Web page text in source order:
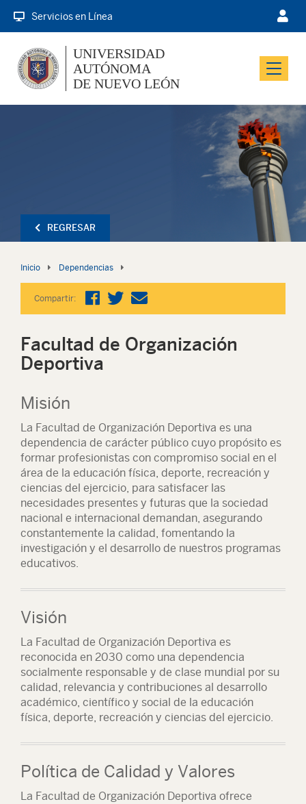
Servicios en Línea
Menu
UNIVERSIDAD
AUTÓNOMA
DE NUEVO LEÓN
REGRESAR
Inicio Dependencias
Compartir:
Facultad de Organización
Deportiva
Misión
La Facultad de Organización Deportiva es una
dependencia de carácter público cuyo propósito es
formar profesionistas con compromiso social en el
área de la educación física, deporte, recreación y
ciencias del ejercicio, para satisfacer las
necesidades presentes y futuras que la sociedad
nacional e internacional demandan, asegurando
constantemente la calidad, fomentando la
investigación y el desarrollo de nuestros programas
educativos.
Visión
La Facultad de Organización Deportiva es
reconocida en 2030 como una dependencia
socialmente responsable y de clase mundial por su
calidad, relevancia y contribuciones al desarrollo
académico, científico y social de la educación
física, deporte, recreación y ciencias del ejercicio.
Política de Calidad y Valores
La Facultad de Organización Deportiva ofrece